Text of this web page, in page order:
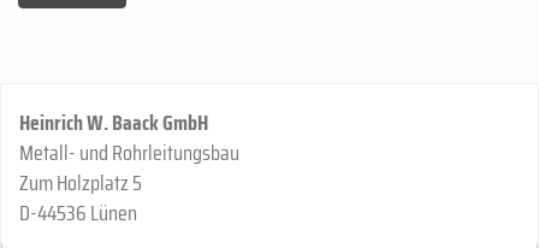
Heinrich W. Baack GmbH
Metall- und Rohrleitungsbau
Zum Holzplatz 5
D-44536 Lünen